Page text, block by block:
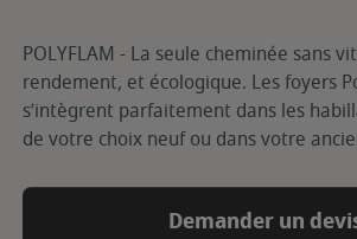
POLYFLAM - La seule cheminée sans
rendement, et écologique. Les foyers
s’intègrent parfaitement dans les
de votre choix neuf ou dans votre
Demander un